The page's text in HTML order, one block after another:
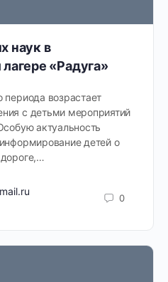
наук в
«Радуга»
периода возрастает
с детьми мероприятий
актуальность
детей о
0